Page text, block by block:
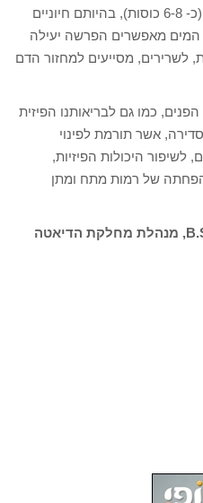
בכמות של לפחות ליטר וחצי ביום (כ- 6-8 כוסות), בהיותם חיוניים
המים מאפשרים הפרשה יעילה
לשרירים, מסייעים למחזור הדם
כמו גם לבריאותנו הפיזית
אשר תורמת לפינוי
לשיפור היכולות הפיזיות,
של רמות מתח ומתן
איילת נדיב- דיאטנית קלינית B.Sc, מנהלת מחלקת הדיאטה